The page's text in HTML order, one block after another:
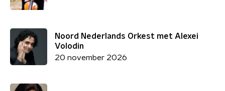
Noord Nederlands Orkest met Alexei
Volodin
20 november 2026